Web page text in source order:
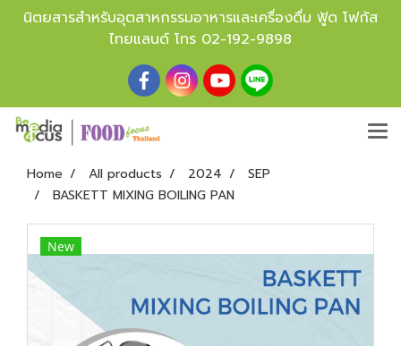
นิตยสารสำหรับอุตสาหกรรมอาหารและเครื่องดื่ม ฟู้ด โฟกัส
ไทยแลนด์ โทร 02-192-9898
Home All products 2024
SEP
BASKETT MIXING BOILING PAN
New